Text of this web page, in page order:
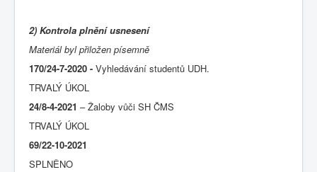
2) Kontrola plnění usnesení
Materiál byl přiložen písemně
170/24-7-2020 - Vyhledávání studentů UDH.
TRVALÝ ÚKOL
24/8-4-2021 – Žaloby vůči SH ČMS
TRVALÝ ÚKOL
69/22-10-2021
SPLNĚNO